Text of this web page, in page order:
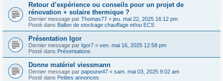
Retour d’expérience ou conseils pour un projet de
rénovation + solaire thermique ?
Dernier message par Thomas77 « jeu. mai 22, 2025 16:12 pm
Posté dans Ballon de stockage chauffage et/ou ECS
Présentation Igor
Dernier message par Igor7 « ven. mai 16, 2025 12:58 pm
Posté dans Présentations
Donne matériel viessmann
Dernier message par papoune47 « sam. mai 03, 2025 9:02 am
Posté dans Petites annonces